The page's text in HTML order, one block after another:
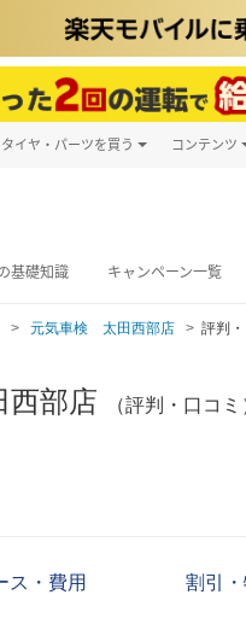
タイヤ・パーツを買う コンテンツ
基礎知識 キャンペーン一覧
元気車検 太田西部店 評判・
部店 （評判・口コミ
ス・費用 割引